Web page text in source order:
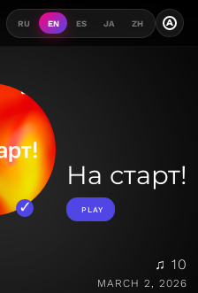
RU EN ES JA ZH A
На старт!
PLAY
♫ 10
MARCH 2, 2026